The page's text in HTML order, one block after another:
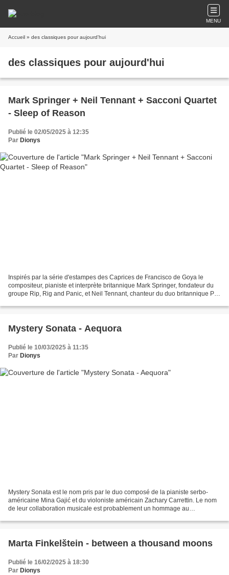
MENU
Accueil » des classiques pour aujourd'hui
des classiques pour aujourd'hui
Mark Springer + Neil Tennant + Sacconi Quartet
- Sleep of Reason
Publié le 02/05/2025 à 12:35
Par Dionys
Inspirés par la série d'estampes des Caprices de Francisco de Goya le
compositeur, pianiste et interprète britannique Mark Springer, fondateur du
groupe Rip, Rig and Panic, et Neil Tennant, chanteur du duo britannique Pet
Mystery Sonata - Aequora
Publié le 10/03/2025 à 11:35
Par Dionys
Mystery Sonata est le nom pris par le duo composé de la pianiste serbo-
américaine Mina Gajić et du violoniste américain Zachary Carrettin. Le nom
de leur collaboration musicale est probablement un hommage au
Marta Finkelštein - between a thousand moons
Publié le 16/02/2025 à 18:30
Par Dionys